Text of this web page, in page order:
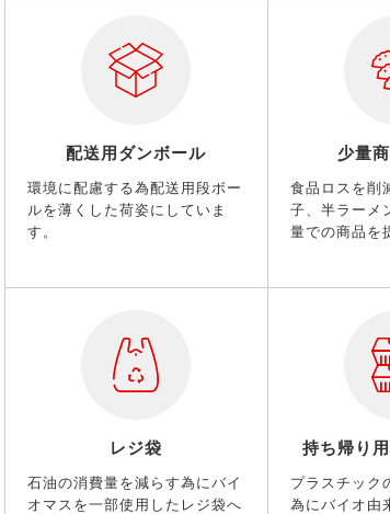
配送用ダンボール
環境に配慮する為配送用段ボー
ルを薄くした荷姿にしていま
す。
少量
食品ロスを削
子、半ラーメ
量での商品を
レジ袋
石油の消費量を減らす為にバイ
オマスを一部使用したレジ袋へ
持ち帰り
プラスチック
為にバイオ由